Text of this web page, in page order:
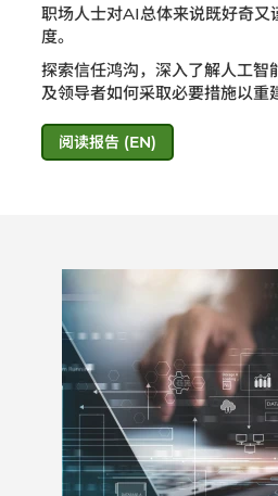
职场人士对AI总体来说既好奇又
度。​
探索信任鸿沟，深入了解人工智
及领导者如何采取必要措施以重
阅读报告 (EN)